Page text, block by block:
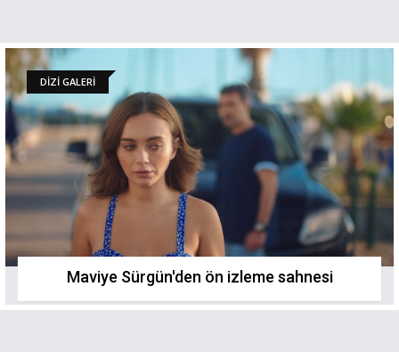
DİZİ GALERİ
Maviye Sürgün'den ön izleme sahnesi